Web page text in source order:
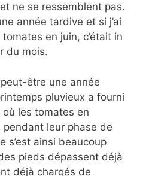
ne se ressemblent pas.
année tardive et si j’ai
en juin, c’était in
du mois.
être une année
pluvieux a fourni
les tomates en
leur phase de
s’est ainsi beaucoup
pieds dépassent déjà
déjà chargés de